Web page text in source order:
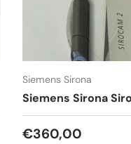
Siemens Sirona
Siemens Sirona
Normaler Preis
€360,00